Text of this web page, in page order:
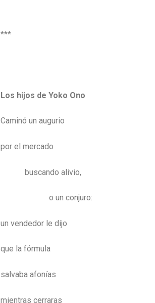
***
Los hijos de Yoko Ono
Caminó un augurio
por el mercado
buscando alivio,
o un conjuro:
un vendedor le dijo
que la fórmula
salvaba afonías
mientras cerraras